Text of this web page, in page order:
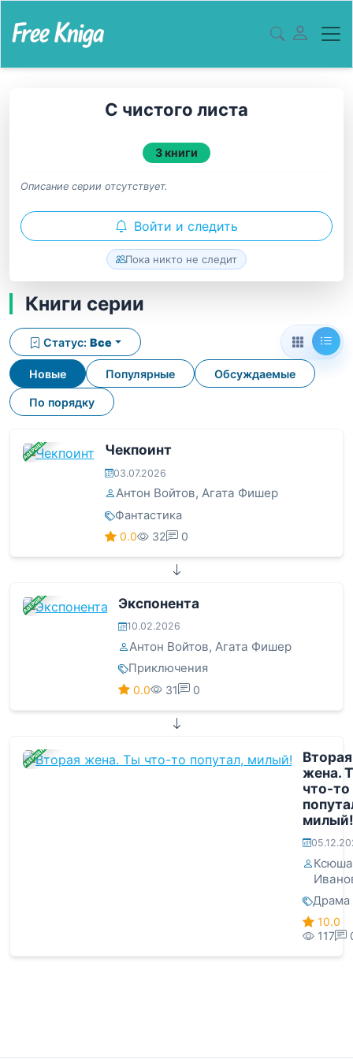
С чистого листа
3 книги
Описание серии отсутствует.
Войти и следить
Пока никто не следит
Книги серии
Новые Популярные Обсуждаемые
По порядку
Статус: Все
ЗАВЕРШЕНА Чекпоинт
03.07.2026
Антон Войтов, Агата Фишер
Фантастика
0.0 32 0
ЗАВЕРШЕНА Экспонента
10.02.2026
Антон Войтов, Агата Фишер
Приключения
0.0 31 0
ЗАВЕРШЕНА
Вторая
жена.
что-то
милый!
Ксюша
Драма
10.0
117